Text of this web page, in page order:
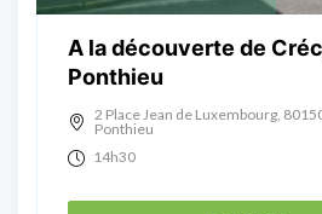
A la découverte de
Ponthieu
2 Place Jean de Luxembourg,
Ponthieu
14h30